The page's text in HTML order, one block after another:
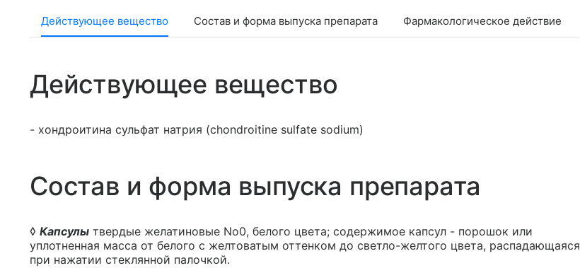
Действующее вещество Состав и форма выпуска препарата Фармакологическое действие
Действующее вещество
- хондроитина сульфат натрия (chondroitine sulfate sodium)
Состав и форма выпуска препарата
◊ Капсулы твердые желатиновые No0, белого цвета; содержимое капсул - порошок или
уплотненная масса от белого с желтоватым оттенком до светло-желтого цвета, распадающаяся
при нажатии стеклянной палочкой.